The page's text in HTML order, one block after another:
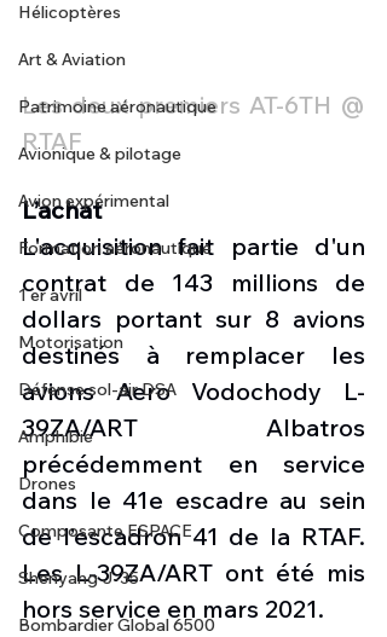
Hélicoptères
Art & Aviation
Patrimoine aéronautique
Avionique & pilotage
Avion expérimental
Formation aéronautique
1 er avril
Motorisation
Défense sol-air DSA
Amphibie
Drones
Composante ESPACE
Shenyang J-35
Bombardier Global 6500
Les deux premiers AT-6TH @
RTAF
L’achat
L'acquisition fait partie d'un
contrat de 143 millions de
dollars portant sur 8 avions
destinés à remplacer les
avions Aero Vodochody L-
39ZA/ART Albatros
précédemment en service
dans le 41e escadre au sein
de l’escadron 41 de la RTAF.
Les L-39ZA/ART ont été mis
hors service en mars 2021.